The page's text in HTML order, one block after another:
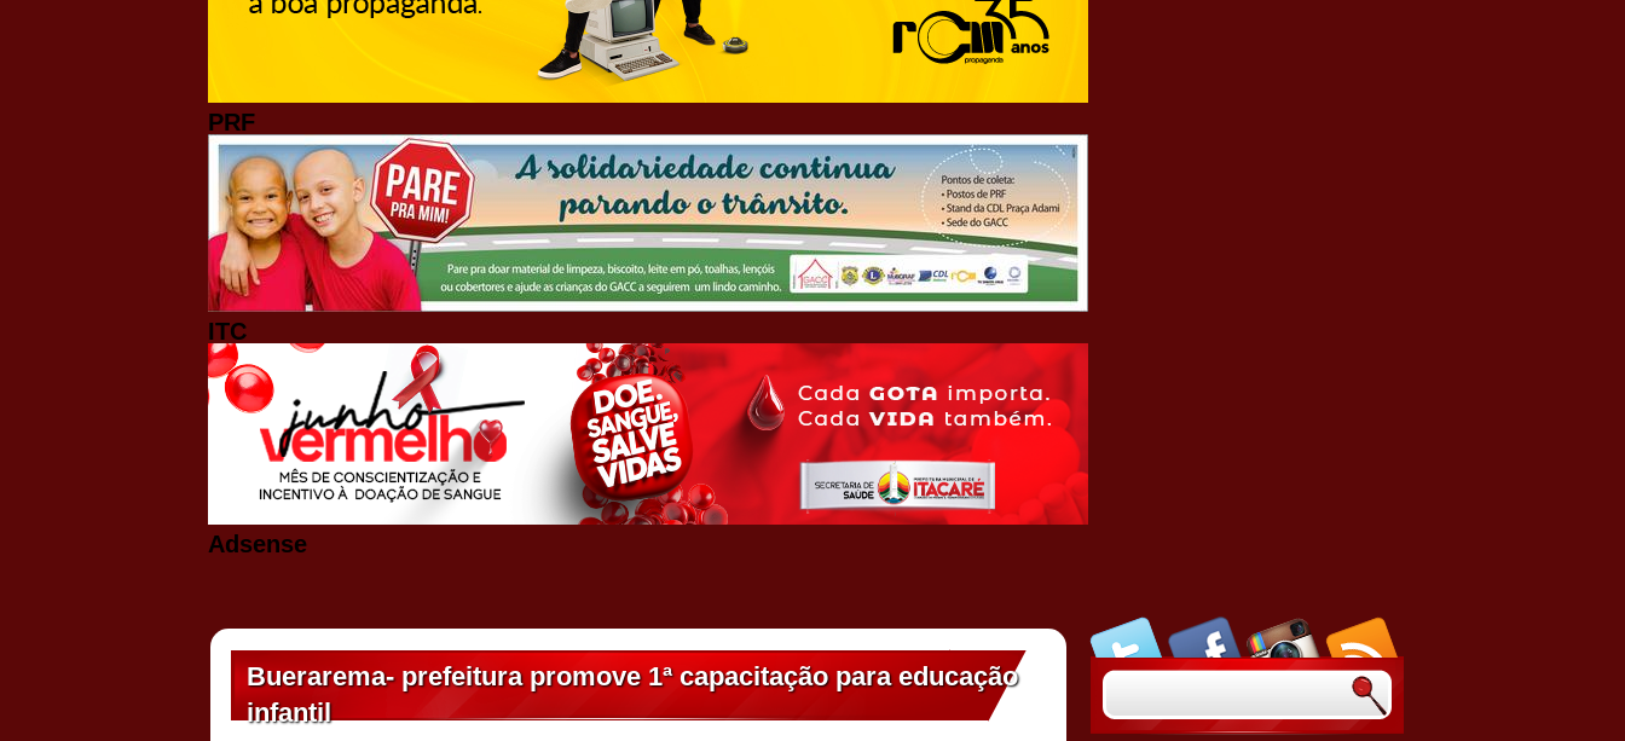
PRF
ITC
Adsense
Buerarema- prefeitura promove 1ª capacitação para educação
infantil